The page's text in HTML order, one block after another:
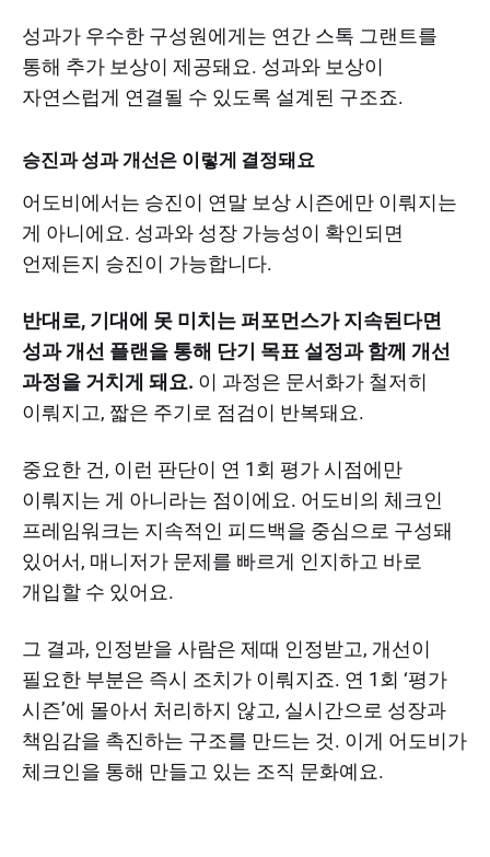
성과가 우수한 구성원에게는 연간 스톡 그랜트를
통해 추가 보상이 제공돼요. 성과와 보상이
자연스럽게 연결될 수 있도록 설계된 구조죠.
승진과 성과 개선은 이렇게 결정돼요
어도비에서는 승진이 연말 보상 시즌에만 이뤄지는
게 아니에요. 성과와 성장 가능성이 확인되면
언제든지 승진이 가능합니다.
반대로, 기대에 못 미치는 퍼포먼스가 지속된다면
성과 개선 플랜을 통해 단기 목표 설정과 함께 개선
과정을 거치게 돼요. 이 과정은 문서화가 철저히
이뤄지고, 짧은 주기로 점검이 반복돼요.
중요한 건, 이런 판단이 연 1회 평가 시점에만
이뤄지는 게 아니라는 점이에요. 어도비의 체크인
프레임워크는 지속적인 피드백을 중심으로 구성돼
있어서, 매니저가 문제를 빠르게 인지하고 바로
개입할 수 있어요.
그 결과, 인정받을 사람은 제때 인정받고, 개선이
필요한 부분은 즉시 조치가 이뤄지죠. 연 1회 ‘평가
시즌’에 몰아서 처리하지 않고, 실시간으로 성장과
책임감을 촉진하는 구조를 만드는 것. 이게 어도비가
체크인을 통해 만들고 있는 조직 문화예요.